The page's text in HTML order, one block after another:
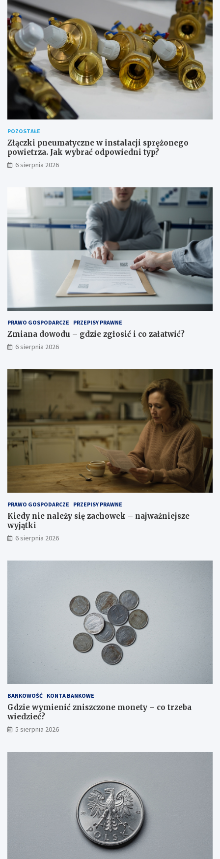
y
z
a
w
o
d
o
w
POZOSTAŁE
Złączki pneumatyczne w instalacji sprężonego
powietrza. Jak wybrać odpowiedni typ?
6 sierpnia 2026
PRAWO GOSPODARCZE PRZEPISY PRAWNE
Zmiana dowodu – gdzie zgłosić i co załatwić?
6 sierpnia 2026
PRAWO GOSPODARCZE PRZEPISY PRAWNE
Kiedy nie należy się zachowek – najważniejsze
wyjątki
6 sierpnia 2026
BANKOWOŚĆ KONTA BANKOWE
Gdzie wymienić zniszczone monety – co trzeba
wiedzieć?
5 sierpnia 2026